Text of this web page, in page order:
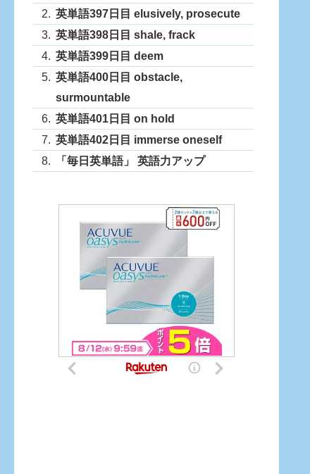
英単語397日目 elusively, prosecute
英単語398日目 shale, frack
英単語399日目 deem
英単語400日目 obstacle,
surmountable
英単語401日目 on hold
英単語402日目 immerse oneself
「毎日英単語」 英語力アップ